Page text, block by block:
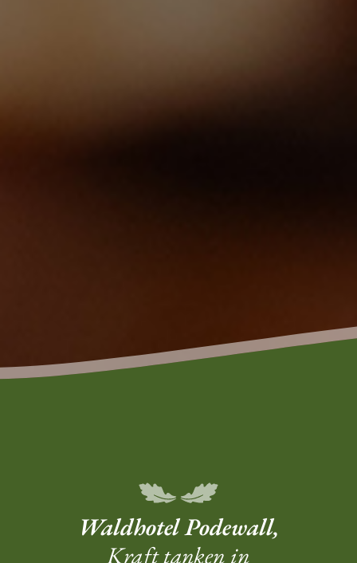
Waldhotel Podewall,
Kraft tanken in